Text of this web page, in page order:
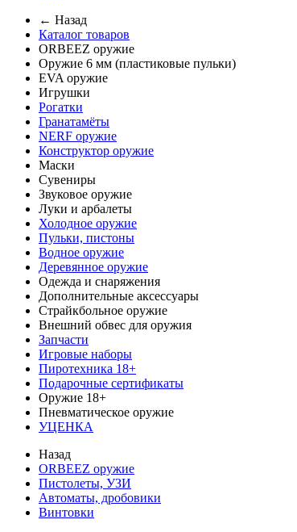
← Назад
Каталог товаров
ORBEEZ оружие
Оружие 6 мм (пластиковые пульки)
EVA оружие
Игрушки
Рогатки
Гранатамёты
NERF оружие
Конструктор оружие
Маски
Сувениры
Звуковое оружие
Луки и арбалеты
Холодное оружие
Пульки, пистоны
Водное оружие
Деревянное оружие
Одежда и снаряжения
Дополнительные аксессуары
Страйкбольное оружие
Внешний обвес для оружия
Запчасти
Игровые наборы
Пиротехника 18+
Подарочные сертификаты
Оружие 18+
Пневматическое оружие
УЦЕНКА
Назад
ORBEEZ оружие
Пистолеты, УЗИ
Автоматы, дробовики
Винтовки